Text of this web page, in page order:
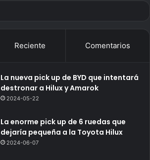
Reciente Comentarios
La nueva pick up de BYD que intentará
destronar a Hilux y Amarok
2024-05-22
La enorme pick up de 6 ruedas que
dejaría pequeña a la Toyota Hilux
2024-06-07